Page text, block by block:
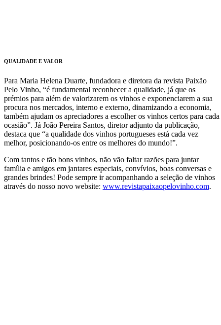
QUALIDADE E VALOR
Para Maria Helena Duarte, fundadora e diretora da revista Paixão
Pelo Vinho, “é fundamental reconhecer a qualidade, já que os
prémios para além de valorizarem os vinhos e exponenciarem a sua
procura nos mercados, interno e externo, dinamizando a economia,
também ajudam os apreciadores a escolher os vinhos certos para cada
ocasião”. Já João Pereira Santos, diretor adjunto da publicação,
destaca que “a qualidade dos vinhos portugueses está cada vez
melhor, posicionando-os entre os melhores do mundo!”.
Com tantos e tão bons vinhos, não vão faltar razões para juntar
família e amigos em jantares especiais, convívios, boas conversas e
grandes brindes! Pode sempre ir acompanhando a seleção de vinhos
através do nosso novo website: www.revistapaixaopelovinho.com.